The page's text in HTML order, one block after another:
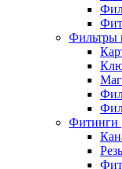
Фильтры
Фитинги